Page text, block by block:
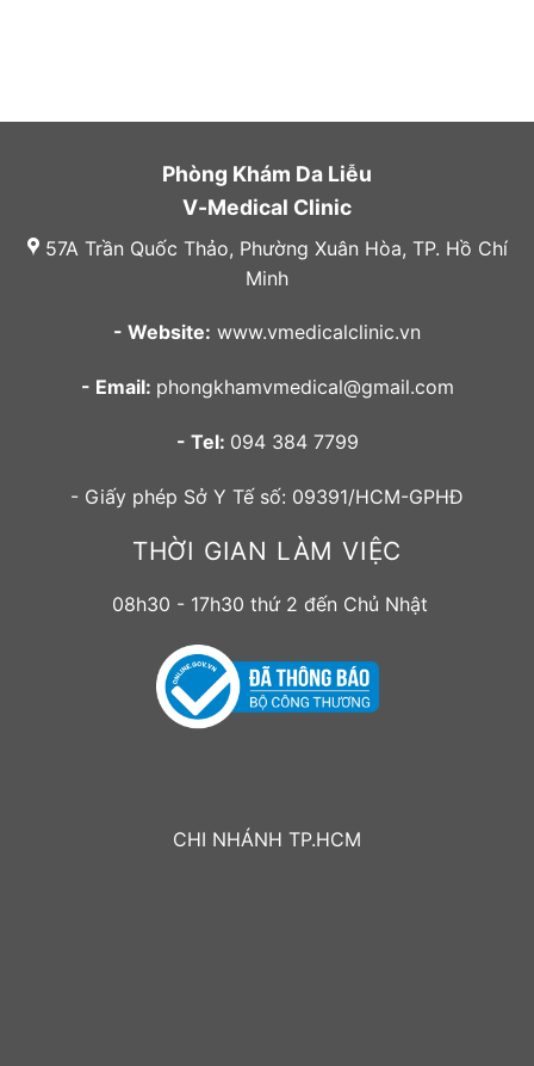
Phòng Khám Da Liễu
V-Medical Clinic
57A Trần Quốc Thảo, Phường Xuân Hòa, TP. Hồ Chí
Minh
- Website: www.vmedicalclinic.vn
- Email: phongkhamvmedical@gmail.com
- Tel: 094 384 7799
- Giấy phép Sở Y Tế số: 09391/HCM-GPHĐ
THỜI GIAN LÀM VIỆC
08h30 - 17h30 thứ 2 đến Chủ Nhật
CHI NHÁNH TP.HCM